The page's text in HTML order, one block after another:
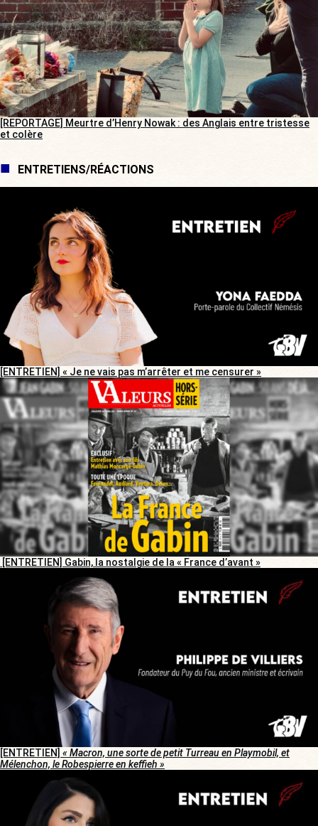
[REPORTAGE] Meurtre d’Henry Nowak : des Anglais entre tristesse
et colère
ENTRETIENS/RÉACTIONS
[ENTRETIEN] « Je ne vais pas m’arrêter et me censurer »
[ENTRETIEN] Gabin, la nostalgie de la « France d’avant »
[ENTRETIEN] « Macron, une sorte de petit Turreau en Playmobil, et
Mélenchon, le Robespierre en keffieh »